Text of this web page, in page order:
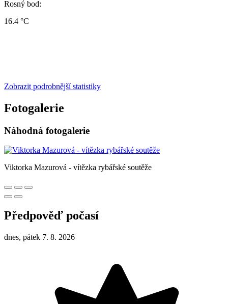
Rosný bod:
16.4 °C
Zobrazit podrobnější statistiky
Fotogalerie
Náhodná fotogalerie
Viktorka Mazurová - vítězka rybářské soutěže
Předpověď počasí
dnes, pátek 7. 8. 2026